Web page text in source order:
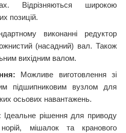
Відрізняються широкою
позицій.
виконанні редуктор
(насадний) вал. Також
вихідним валом.
Можливе виготовлення зі
підшипниковим вузлом для
осьових навантажень.
Ідеальне рішення для приводу
мішалок та кранового